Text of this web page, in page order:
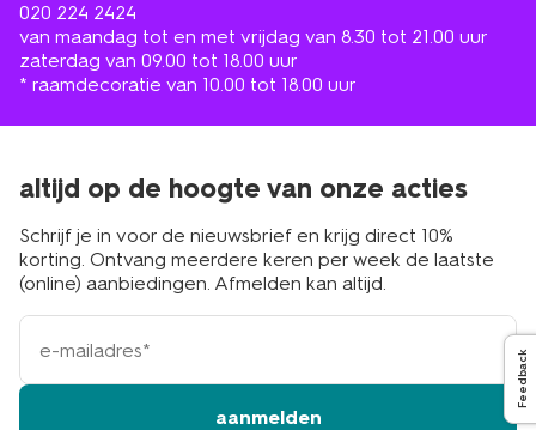
020 224 2424
van maandag tot en met vrijdag van 8.30 tot 21.00 uur
zaterdag van 09.00 tot 18.00 uur
* raamdecoratie van 10.00 tot 18.00 uur
altijd op de hoogte van onze acties
Schrijf je in voor de nieuwsbrief en krijg direct 10%
korting. Ontvang meerdere keren per week de laatste
(online) aanbiedingen. Afmelden kan altijd.
e-
mailadres
aanmelden
Feedback